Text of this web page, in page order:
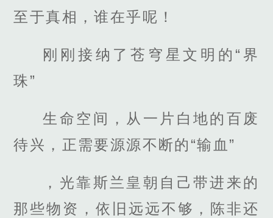
至于真相，谁在乎呢！
刚刚接纳了苍穹星文明的“界
珠”
生命空间，从一片白地的百废
待兴，正需要源源不断的“输血”
，光靠斯兰皇朝自己带进来的
那些物资，依旧远远不够，陈非还